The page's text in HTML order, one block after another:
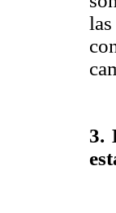
3.